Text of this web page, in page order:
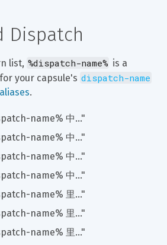
Dispatch
list, %dispatch-name% is a
your capsule's dispatch-name
aliases.
name% 中..."
name% 中..."
name% 中..."
name% 中..."
name% 里..."
name% 里..."
name% 里..."